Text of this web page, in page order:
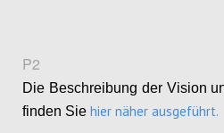
P2
Die Beschreibung der Vision
finden Sie hier näher ausgeführt.